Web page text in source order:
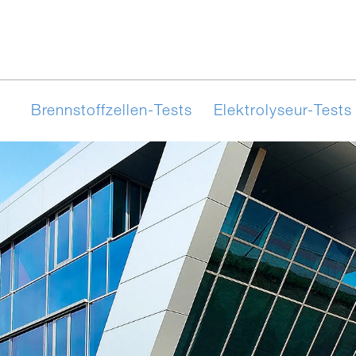
Brennstoffzellen-Tests
Testsysteme
Testsysteme für
Elektrolyseur-Tests
SOEC/rSOC-​
Elektrolyseure testen
Evaluator PEM‑EC
Prüf­pro­gramm­
ent­wick­lung
Für Lieferanten
Kontakt Karriere